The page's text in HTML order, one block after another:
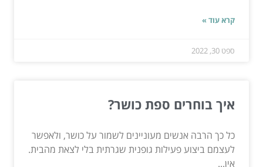
קרא עוד »
ספט 30, 2022
איך בוחרים ספת כושר?
כל כך הרבה אנשים מעוניינים לשמור על כושר, ולאפשר
לעצמם ביצוע פעילות גופנית שגרתית בלי לצאת מהבית.
אין...